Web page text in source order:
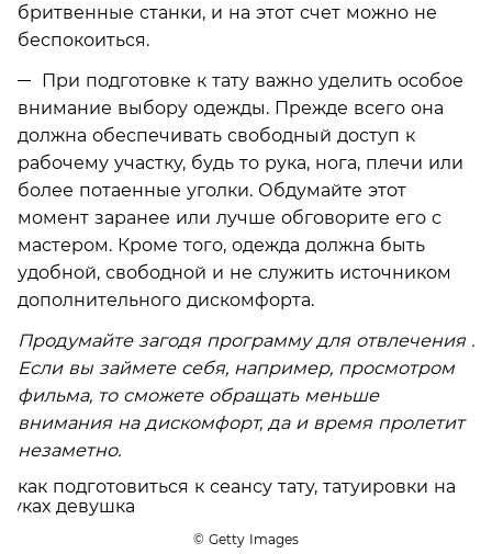
бритвенные станки, и на этот счет можно не
беспокоиться.
При подготовке к тату важно уделить особое
внимание выбору одежды. Прежде всего она
должна обеспечивать свободный доступ к
рабочему участку, будь то рука, нога, плечи или
более потаенные уголки. Обдумайте этот
момент заранее или лучше обговорите его с
мастером. Кроме того, одежда должна быть
удобной, свободной и не служить источником
дополнительного дискомфорта.
Продумайте загодя программу для отвлечения .
Если вы займете себя, например, просмотром
фильма, то сможете обращать меньше
внимания на дискомфорт, да и время пролетит
незаметно.
© Getty Images